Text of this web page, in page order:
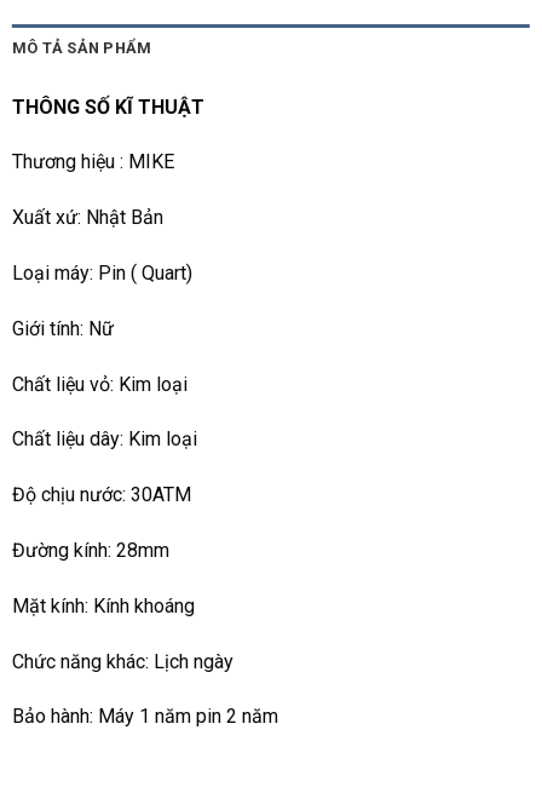
MÔ TẢ SẢN PHẨM
THÔNG SỐ KĨ THUẬT
Thương hiệu : MIKE
Xuất xứ: Nhật Bản
Loại máy: Pin ( Quart)
Giới tính: Nữ
Chất liệu vỏ: Kim loại
Chất liệu dây: Kim loại
Độ chịu nước: 30ATM
Đường kính: 28mm
Mặt kính: Kính khoáng
Chức năng khác: Lịch ngày
Bảo hành: Máy 1 năm pin 2 năm